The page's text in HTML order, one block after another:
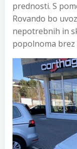
prednosti. S
Rovando bo
nepotrebnih in
popolnoma brez